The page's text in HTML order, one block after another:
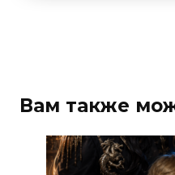
Вам также